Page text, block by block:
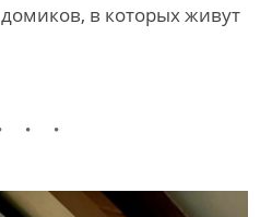
в которых живут